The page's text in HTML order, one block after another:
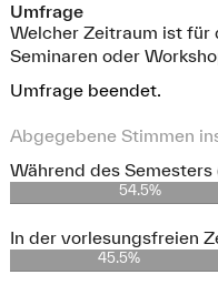
Umfrage
Welcher Zeitraum ist für
Seminaren oder
Umfrage beendet.
Abgegebene Stimmen
Während des
54.5%
In der vorlesungsfreien
45.5%